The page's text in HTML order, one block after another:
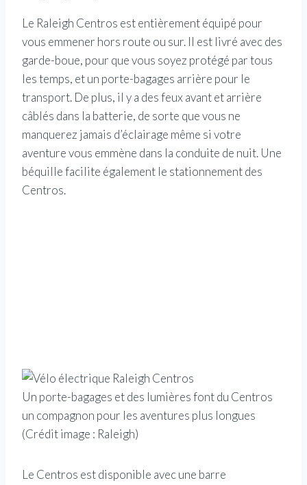
Le Raleigh Centros est entièrement équipé pour
vous emmener hors route ou sur. Il est livré avec des
garde-boue, pour que vous soyez protégé par tous
les temps, et un porte-bagages arrière pour le
transport. De plus, il y a des feux avant et arrière
câblés dans la batterie, de sorte que vous ne
manquerez jamais d’éclairage même si votre
aventure vous emmène dans la conduite de nuit. Une
béquille facilite également le stationnement des
Centros.
Un porte-bagages et des lumières font du Centros
un compagnon pour les aventures plus longues
(Crédit image : Raleigh)
Le Centros est disponible avec une barre